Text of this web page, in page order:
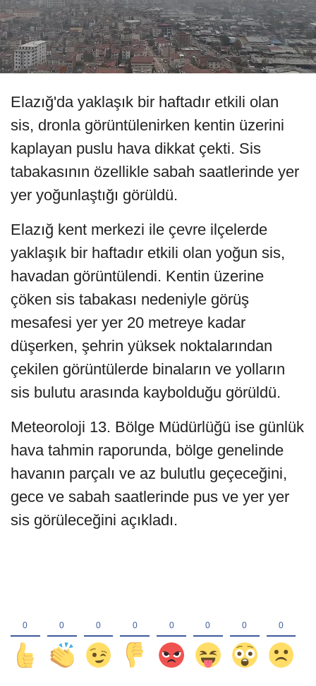
Elazığ'da yaklaşık bir haftadır etkili olan
sis, dronla görüntülenirken kentin üzerini
kaplayan puslu hava dikkat çekti. Sis
tabakasının özellikle sabah saatlerinde yer
yer yoğunlaştığı görüldü.
Elazığ kent merkezi ile çevre ilçelerde
yaklaşık bir haftadır etkili olan yoğun sis,
havadan görüntülendi. Kentin üzerine
çöken sis tabakası nedeniyle görüş
mesafesi yer yer 20 metreye kadar
düşerken, şehrin yüksek noktalarından
çekilen görüntülerde binaların ve yolların
sis bulutu arasında kaybolduğu görüldü.
Meteoroloji 13. Bölge Müdürlüğü ise günlük
hava tahmin raporunda, bölge genelinde
havanın parçalı ve az bulutlu geçeceğini,
gece ve sabah saatlerinde pus ve yer yer
sis görüleceğini açıkladı.